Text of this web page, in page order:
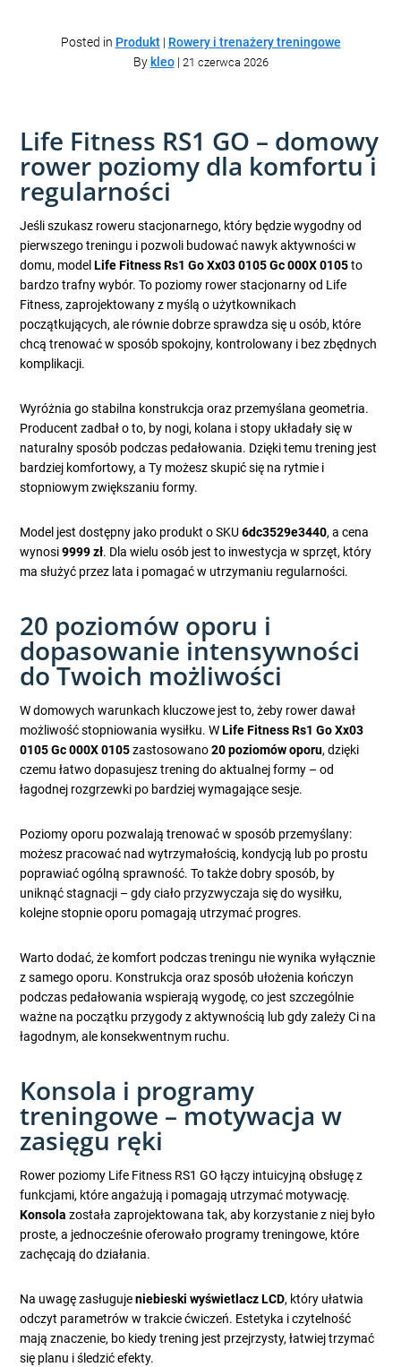
Posted in Produkt| Rowery i trenażery treningowe
By kleo| 21 czerwca 2026
Life Fitness RS1 GO – domowy
rower poziomy dla komfortu i
regularności
Jeśli szukasz roweru stacjonarnego, który będzie wygodny od
pierwszego treningu i pozwoli budować nawyk aktywności w
domu, modelLife Fitness Rs1 Go Xx03 0105 Gc 000X 0105to
bardzo trafny wybór. To poziomy rower stacjonarny od Life
Fitness, zaprojektowany z myślą o użytkownikach
początkujących, ale równie dobrze sprawdza się u osób, które
chcą trenować w sposób spokojny, kontrolowany i bez zbędnych
komplikacji.
Wyróżnia go stabilna konstrukcja oraz przemyślana geometria.
Producent zadbał o to, by nogi, kolana i stopy układały się w
naturalny sposób podczas pedałowania. Dzięki temu trening jest
bardziej komfortowy, a Ty możesz skupić się na rytmie i
stopniowym zwiększaniu formy.
Model jest dostępny jako produkt o SKU6dc3529e3440, a cena
wynosi9999 zł. Dla wielu osób jest to inwestycja w sprzęt, który
ma służyć przez lata i pomagać w utrzymaniu regularności.
20 poziomów oporu i
dopasowanie intensywności
do Twoich możliwości
W domowych warunkach kluczowe jest to, żeby rower dawał
możliwość stopniowania wysiłku. WLife Fitness Rs1 Go Xx03
0105 Gc 000X 0105zastosowano20 poziomów oporu, dzięki
czemu łatwo dopasujesz trening do aktualnej formy – od
łagodnej rozgrzewki po bardziej wymagające sesje.
Poziomy oporu pozwalają trenować w sposób przemyślany:
możesz pracować nad wytrzymałością, kondycją lub po prostu
poprawiać ogólną sprawność. To także dobry sposób, by
uniknąć stagnacji – gdy ciało przyzwyczaja się do wysiłku,
kolejne stopnie oporu pomagają utrzymać progres.
Warto dodać, że komfort podczas treningu nie wynika wyłącznie
z samego oporu. Konstrukcja oraz sposób ułożenia kończyn
podczas pedałowania wspierają wygodę, co jest szczególnie
ważne na początku przygody z aktywnością lub gdy zależy Ci na
łagodnym, ale konsekwentnym ruchu.
Konsola i programy
treningowe – motywacja w
zasięgu ręki
Rower poziomy Life Fitness RS1 GO łączy intuicyjną obsługę z
funkcjami, które angażują i pomagają utrzymać motywację.
Konsola została zaprojektowana tak, aby korzystanie z niej było
proste, a jednocześnie oferowało programy treningowe, które
zachęcają do działania.
Na uwagę zasługujeniebieski wyświetlacz LCD, który ułatwia
odczyt parametrów w trakcie ćwiczeń. Estetyka i czytelność
mają znaczenie, bo kiedy trening jest przejrzysty, łatwiej trzymać
się planu i śledzić efekty.